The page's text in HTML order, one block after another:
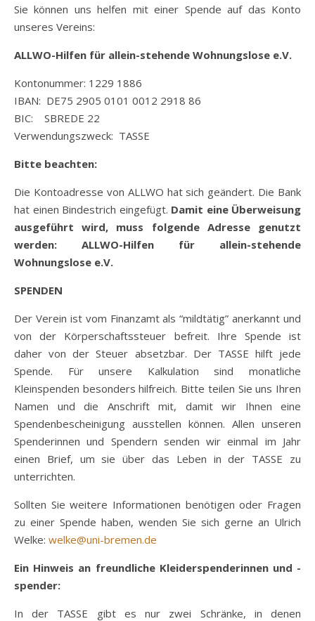
Sie können uns helfen mit einer Spende auf das Konto
unseres Vereins:
ALLWO-Hilfen für allein-stehende Wohnungslose e.V.
Kontonummer: 1229 1886
IBAN: DE75 2905 0101 0012 2918 86
BIC: SBREDE 22
Verwendungszweck: TASSE
Bitte beachten:
Die Kontoadresse von ALLWO hat sich geändert. Die Bank
hat einen Bindestrich eingefügt. Damit eine Überweisung
ausgeführt wird, muss folgende Adresse genutzt
werden: ALLWO-Hilfen für allein-stehende
Wohnungslose e.V.
SPENDEN
Der Verein ist vom Finanzamt als “mildtätig” anerkannt und
von der Körperschaftssteuer befreit. Ihre Spende ist
daher von der Steuer absetzbar. Der TASSE hilft jede
Spende. Für unsere Kalkulation sind monatliche
Kleinspenden besonders hilfreich. Bitte teilen Sie uns Ihren
Namen und die Anschrift mit, damit wir Ihnen eine
Spendenbescheinigung ausstellen können. Allen unseren
Spenderinnen und Spendern senden wir einmal im Jahr
einen Brief, um sie über das Leben in der TASSE zu
unterrichten.
Sollten Sie weitere Informationen benötigen oder Fragen
zu einer Spende haben, wenden Sie sich gerne an Ulrich
Welke: welke@uni-bremen.de
Ein Hinweis an freundliche Kleiderspenderinnen und -
spender:
In der TASSE gibt es nur zwei Schränke, in denen